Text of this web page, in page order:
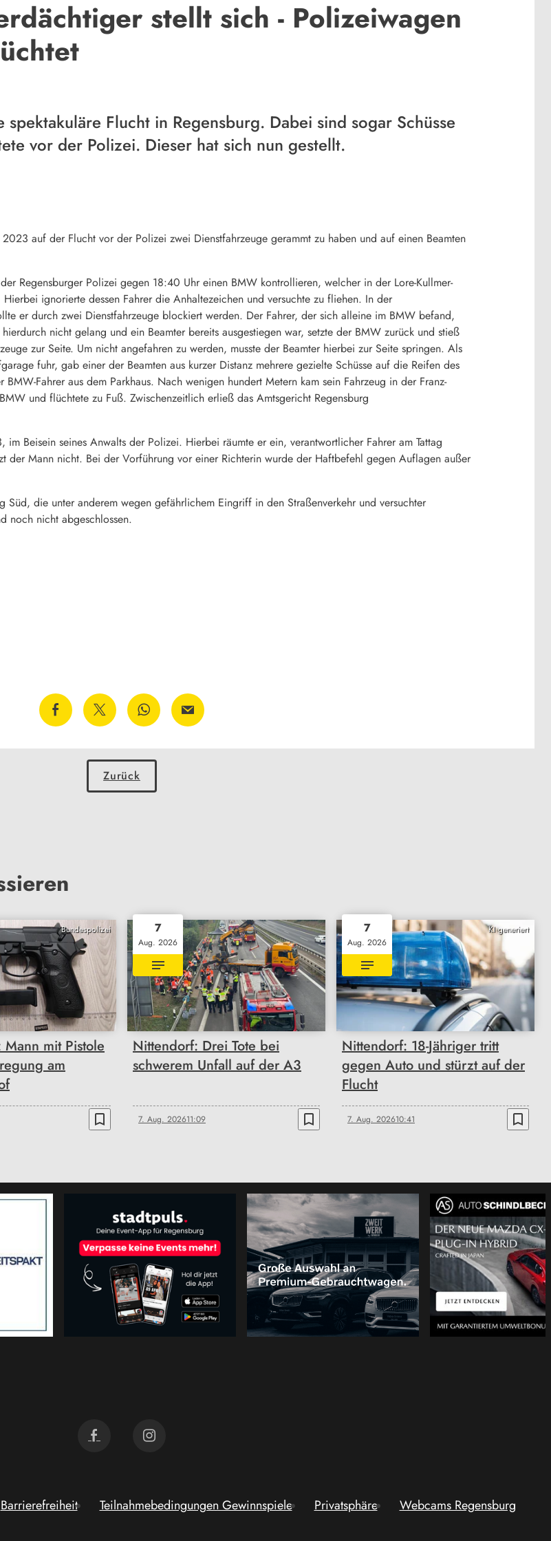
stellt sich - Polizeiwagen
Flucht in Regensburg. Dabei sind sogar Schüsse
vor der Polizei. Dieser hat sich nun gestellt.
auf der Flucht vor der Polizei zwei Dienstfahrzeuge gerammt zu haben und auf einen Beamten
Regensburger Polizei gegen 18:40 Uhr einen BMW kontrollieren, welcher in der Lore-Kullmer-
ignorierte dessen Fahrer die Anhaltezeichen und versuchte zu fliehen. In der
er durch zwei Dienstfahrzeuge blockiert werden. Der Fahrer, der sich alleine im BMW befand,
nicht gelang und ein Beamter bereits ausgestiegen war, setzte der BMW zurück und stieß
zur Seite. Um nicht angefahren zu werden, musste der Beamter hierbei zur Seite springen. Als
fuhr, gab einer der Beamten aus kurzer Distanz mehrere gezielte Schüsse auf die Reifen des
Fahrer aus dem Parkhaus. Nach wenigen hundert Metern kam sein Fahrzeug in der Franz-
und flüchtete zu Fuß. Zwischenzeitlich erließ das Amtsgericht Regensburg
Beisein seines Anwalts der Polizei. Hierbei räumte er ein, verantwortlicher Fahrer am Tattag
der Mann nicht. Bei der Vorführung vor einer Richterin wurde der Haftbefehl gegen Auflagen außer
Süd, die unter anderem wegen gefährlichem Eingriff in den Straßenverkehr und versuchter
noch nicht abgeschlossen.
Zurück
Bundespolizei
mit Pistole
am
bookmark_border
7
Aug. 2026
Nittendorf: Drei Tote bei
schwerem Unfall auf der A3
7. Aug. 202611:09 bookmark_border
KI generiert
7
Aug. 2026
Nittendorf: 18-Jähriger tritt
gegen Auto und stürzt auf der
Flucht
7. Aug. 202610:41 bookmark_border
Barrierefreiheit Teilnahmebedingungen Gewinnspiele Privatsphäre Webcams Regensburg